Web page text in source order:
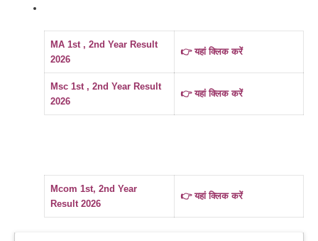
MA 1st , 2nd Year Result
2026
👉 यहां क्लिक करें
Msc 1st , 2nd Year Result
2026
👉 यहां क्लिक करें
Mcom 1st, 2nd Year
Result 2026
👉 यहां क्लिक करें